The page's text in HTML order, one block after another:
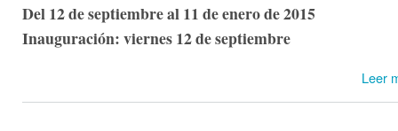
Del 12 de septiembre al 11 de enero de 2015
Inauguración: viernes 12 de septiembre
Leer